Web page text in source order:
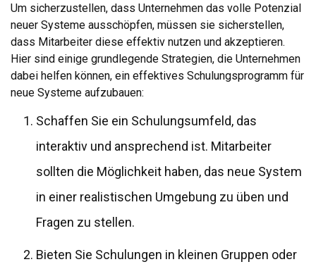
Um sicherzustellen, dass Unternehmen das volle Potenzial
neuer Systeme ausschöpfen, müssen sie sicherstellen,
dass Mitarbeiter diese effektiv nutzen und akzeptieren.
Hier sind einige grundlegende Strategien, die Unternehmen
dabei helfen können, ein effektives Schulungsprogramm für
neue Systeme aufzubauen:
Schaffen Sie ein Schulungsumfeld, das
interaktiv und ansprechend ist. Mitarbeiter
sollten die Möglichkeit haben, das neue System
in einer realistischen Umgebung zu üben und
Fragen zu stellen.
Bieten Sie Schulungen in kleinen Gruppen oder